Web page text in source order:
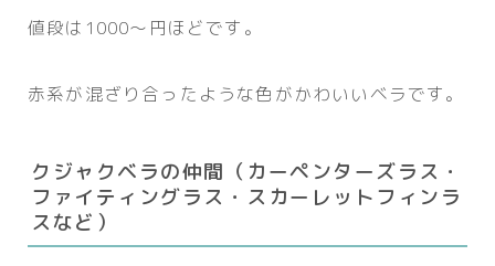
値段は1000～円ほどです。
赤系が混ざり合ったような色がかわいいベラです。
クジャクベラの仲間（カーペンターズラス・
ファイティングラス・スカーレットフィンラ
スなど）